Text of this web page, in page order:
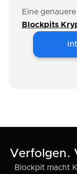
Eine
Blockpits
Verfolgen.
Blockpit macht